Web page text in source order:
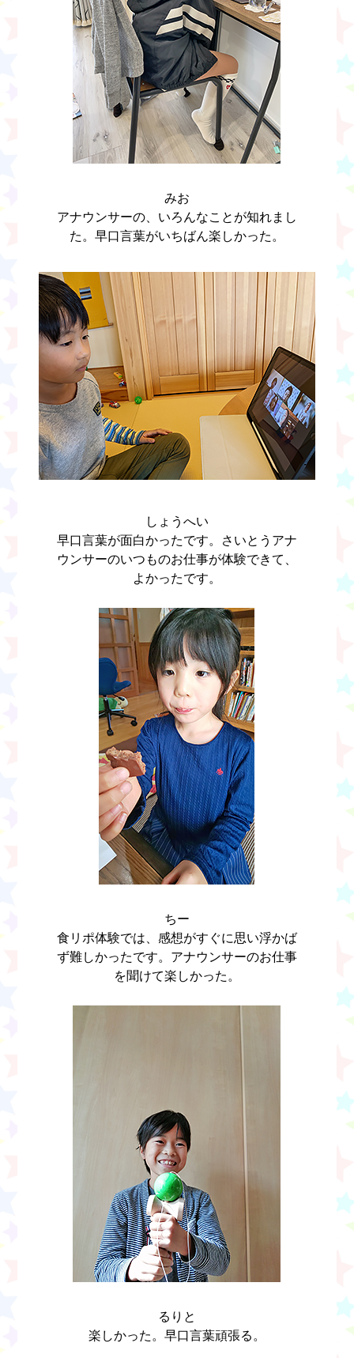
みお
アナウンサーの、いろんなことが知れまし
た。早口言葉がいちばん楽しかった。
しょうへい
早口言葉が面白かったです。さいとうアナ
ウンサーのいつものお仕事が体験できて、
よかったです。
ちー
食リポ体験では、感想がすぐに思い浮かば
ず難しかったです。アナウンサーのお仕事
を聞けて楽しかった。
るりと
楽しかった。早口言葉頑張る。